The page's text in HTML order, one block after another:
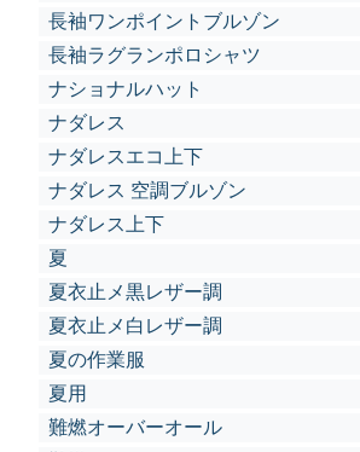
長袖ワンポイントブルゾン
長袖ラグランポロシャツ
ナショナルハット
ナダレス
ナダレスエコ上下
ナダレス 空調ブルゾン
ナダレス上下
夏
夏衣止メ黒レザー調
夏衣止メ白レザー調
夏の作業服
夏用
難燃オーバーオール